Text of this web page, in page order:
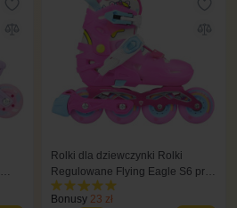
Rolki dla dziewczynki Rolki
Regulowane Flying Eagle S6 pro
różowe
Bonusy 23 zł